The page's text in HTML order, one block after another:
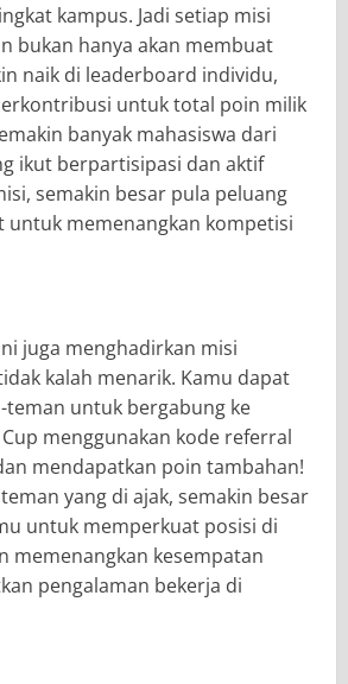
kampus. Jadi setiap misi
bukan hanya akan membuat
naik di leaderboard individu,
untuk total poin milik
banyak mahasiswa dari
ikut berpartisipasi dan aktif
semakin besar pula peluang
untuk memenangkan kompetisi
juga menghadirkan misi
kalah menarik. Kamu dapat
teman untuk bergabung ke
menggunakan kode referral
mendapatkan poin tambahan!
yang di ajak, semakin besar
untuk memperkuat posisi di
memenangkan kesempatan
pengalaman bekerja di